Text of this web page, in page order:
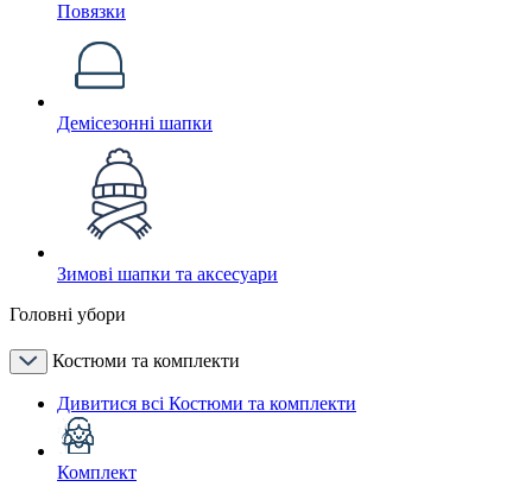
Повязки
Демісезонні шапки
Зимові шапки та аксесуари
Головні убори
Костюми та комплекти
Дивитися всі Костюми та комплекти
Комплект